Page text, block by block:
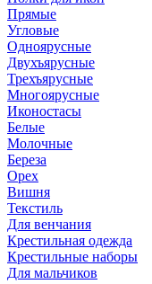
Прямые
Угловые
Одноярусные
Двухъярусные
Трехъярусные
Многоярусные
Иконостасы
Белые
Молочные
Береза
Орех
Вишня
Текстиль
Для венчания
Крестильная одежда
Крестильные наборы
Для мальчиков